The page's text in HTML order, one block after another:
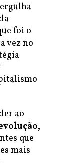
foi o
vez no
ao
que
mais